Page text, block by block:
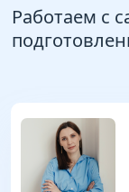
Работаем с